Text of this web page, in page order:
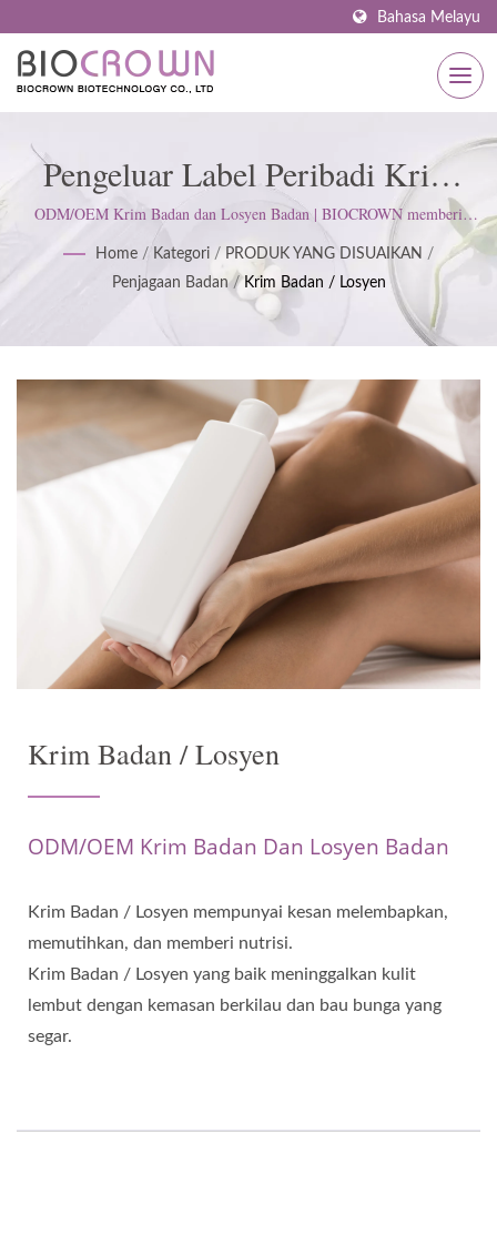
Bahasa Melayu
Pengeluar Label Peribadi Krim
Badan Dan Losyen Badan |
Pengilang Penjagaan Kulit
Bertauliah ISO & GMP Sejak
1977 | BIOCROWN
ODM/OEM Krim Badan dan Losyen Badan | BIOCROWN memberi
tumpuan kepada pembangunan produk penjagaan kulit. Kami mengikuti
ISO22716 dan Amalan Pengilangan Baik (GMP); mengekalkan sikap
tegas untuk memenuhi jangkaan pelanggan.
Home / Kategori / PRODUK YANG DISUAIKAN /
Penjagaan Badan / Krim Badan / Losyen
Krim Badan / Losyen
ODM/OEM Krim Badan Dan Losyen Badan
Krim Badan / Losyen mempunyai kesan melembapkan,
memutihkan, dan memberi nutrisi.
Krim Badan / Losyen yang baik meninggalkan kulit
lembut dengan kemasan berkilau dan bau bunga yang
segar.